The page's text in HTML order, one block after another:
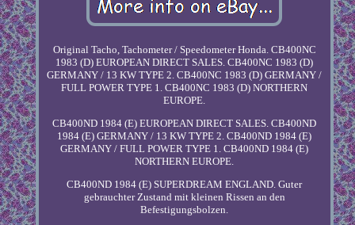
Original Tacho, Tachometer / Speedometer Honda. CB400NC
1983 (D) EUROPEAN DIRECT SALES. CB400NC 1983 (D)
GERMANY / 13 KW TYPE 2. CB400NC 1983 (D) GERMANY /
FULL POWER TYPE 1. CB400NC 1983 (D) NORTHERN
EUROPE.
CB400ND 1984 (E) EUROPEAN DIRECT SALES. CB400ND
1984 (E) GERMANY / 13 KW TYPE 2. CB400ND 1984 (E)
GERMANY / FULL POWER TYPE 1. CB400ND 1984 (E)
NORTHERN EUROPE.
CB400ND 1984 (E) SUPERDREAM ENGLAND. Guter
gebrauchter Zustand mit kleinen Rissen an den
Befestigungsbolzen.